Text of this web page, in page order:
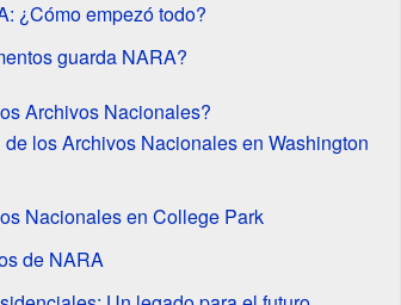
¿Cómo empezó todo?
guarda NARA?
Archivos Nacionales?
los Archivos Nacionales en Washington
Nacionales en College Park
de NARA